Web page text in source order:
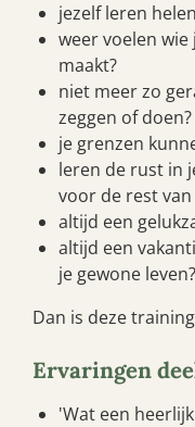
jezelf leren
weer voelen
maakt?
niet meer zo
zeggen of doen?
je grenzen
leren de rust in
voor de rest
altijd een
altijd een
je gewone
Dan is deze
Ervaringen
'Wat een